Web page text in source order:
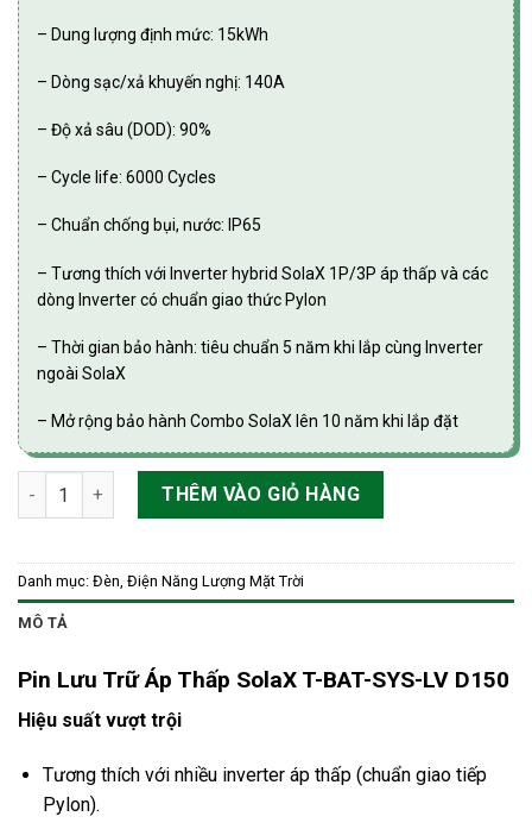
– Dung lượng định mức: 15kWh
– Dòng sạc/xả khuyến nghị: 140A
– Độ xả sâu (DOD): 90%
– Cycle life: 6000 Cycles
– Chuẩn chống bụi, nước: IP65
– Tương thích với Inverter hybrid SolaX 1P/3P áp thấp và các
dòng Inverter có chuẩn giao thức Pylon
– Thời gian bảo hành: tiêu chuẩn 5 năm khi lắp cùng Inverter
ngoài SolaX
– Mở rộng bảo hành Combo SolaX lên 10 năm khi lắp đặt
Pin Lưu Trữ Áp Thấp SolaX T-BAT-SYS-LV D150 số lượng
THÊM VÀO GIỎ HÀNG
Danh mục: Đèn, Điện Năng Lượng Mặt Trời
MÔ TẢ
Pin Lưu Trữ Áp Thấp SolaX T-BAT-SYS-LV D150
Hiệu suất vượt trội
Tương thích với nhiều inverter áp thấp (chuẩn giao tiếp
Pylon).